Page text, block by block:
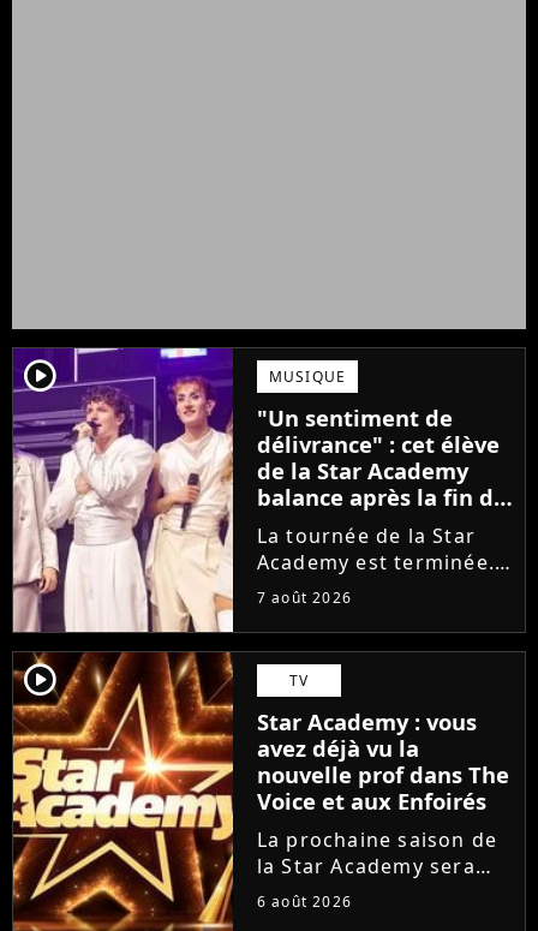
player2 MUSIQUE
"Un sentiment de
délivrance" : cet élève
de la Star Academy
balance après la fin de
la tournée
La tournée de la Star
Academy est terminée.
L'occasion pour les
projets solos. En
parallèle, cet élève sort
du silence et se dit
soulagé de ne plus être
sur...
7 août 2026
player2 TV
Star Academy : vous
avez déjà vu la
nouvelle prof dans The
Voice et aux Enfoirés
La prochaine saison de
la Star Academy sera
incarnée par une
6 août 2026